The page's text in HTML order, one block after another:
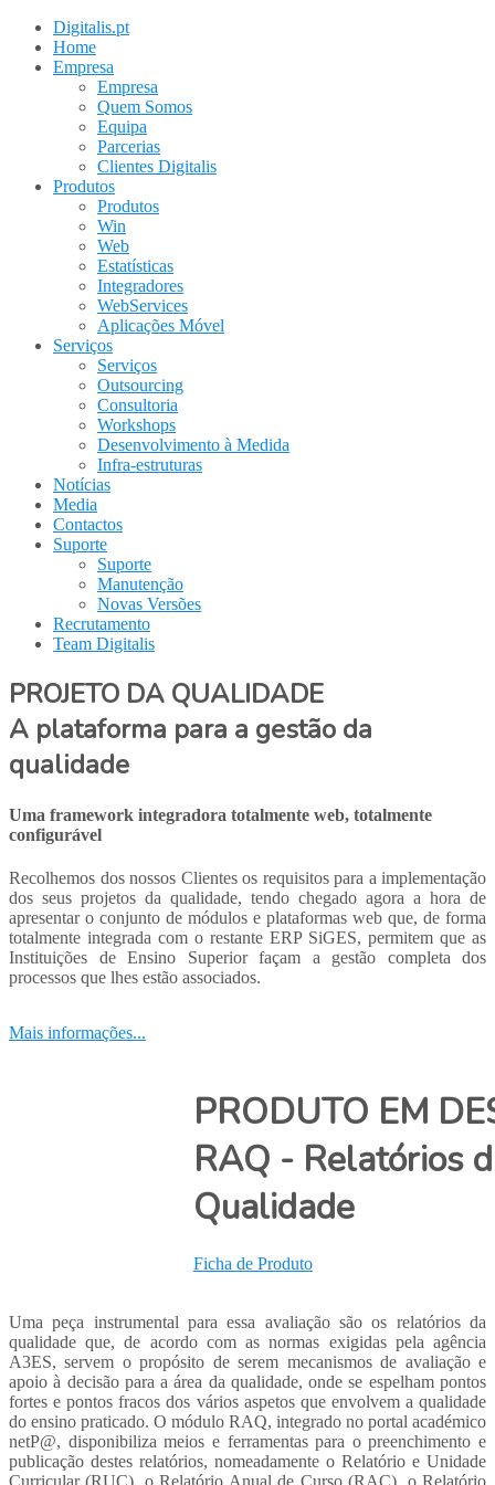
Digitalis.pt
Home
Empresa
Empresa
Quem Somos
Equipa
Parcerias
Clientes Digitalis
Produtos
Produtos
Win
Web
Estatísticas
Integradores
WebServices
Aplicações Móvel
Serviços
Serviços
Outsourcing
Consultoria
Workshops
Desenvolvimento à Medida
Infra-estruturas
Notícias
Media
Contactos
Suporte
Suporte
Manutenção
Novas Versões
Recrutamento
Team Digitalis
PROJETO DA QUALIDADE
A plataforma para a gestão da
qualidade
Uma framework integradora totalmente web, totalmente
configurável
Recolhemos dos nossos Clientes os requisitos para a implementação
dos seus projetos da qualidade, tendo chegado agora a hora de
apresentar o conjunto de módulos e plataformas web que, de forma
totalmente integrada com o restante ERP SiGES, permitem que as
Instituições de Ensino Superior façam a gestão completa dos
processos que lhes estão associados.
Mais informações...
PRODUTO EM
RAQ - Relatórios
Qualidade
Ficha de Produto
Uma peça instrumental para essa avaliação são os relatórios da
qualidade que, de acordo com as normas exigidas pela agência
A3ES, servem o propósito de serem mecanismos de avaliação e
apoio à decisão para a área da qualidade, onde se espelham pontos
fortes e pontos fracos dos vários aspetos que envolvem a qualidade
do ensino praticado. O módulo RAQ, integrado no portal académico
netP@, disponibiliza meios e ferramentas para o preenchimento e
publicação destes relatórios, nomeadamente o Relatório e Unidade